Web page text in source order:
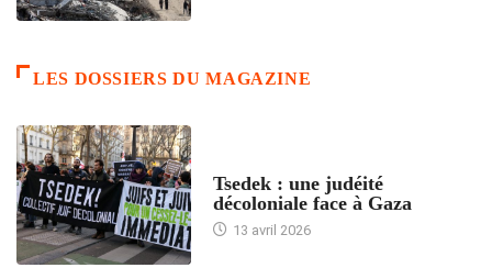
LES DOSSIERS DU MAGAZINE
Tsedek : une judéité
décoloniale face à Gaza
13 avril 2026